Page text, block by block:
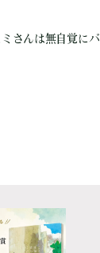
さんは無自覚にバ